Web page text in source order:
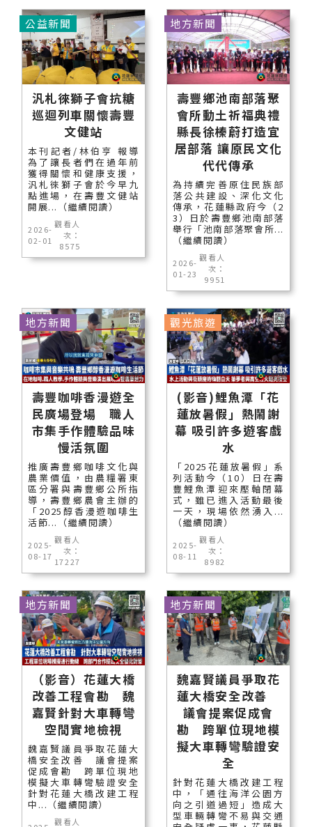
汎札徠獅子會抗糖
巡迴列車關懷壽豐
文健站
本刊記者/林伯亨 報導
為了讓長者們在過年前
獲得關懷和健康支援，
汎札徠獅子會於今早九
點進場，在壽豐文健站
開展...（繼續閱讀）
2026-
02-01
觀看人
次：
8575
公益新聞
壽豐鄉池南部落聚
會所動土祈福典禮
縣長徐榛蔚打造宜
居部落 讓原民文化
代代傳承
為持續完善原住民族部
落公共建設、深化文化
傳承，花蓮縣政府今（2
3）日於壽豐鄉池南部落
舉行「池南部落聚會所...
（繼續閱讀）
2026-
01-23
觀看人
次：
9951
地方新聞
壽豐咖啡香漫遊全
民廣場登場 職人
市集手作體驗品味
慢活氛圍
推廣壽豐鄉咖啡文化與
農業價值，由農糧署東
區分署與壽豐鄉公所指
導，壽豐鄉農會主辦的
「2025醇香漫遊咖啡生
活節...（繼續閱讀）
2025-
08-17
觀看人
次：
17227
地方新聞
(影音)鯉魚潭「花
蓮放暑假」熱鬧謝
幕 吸引許多遊客戲
水
「2025花蓮放暑假」系
列活動今（10）日在壽
豐鯉魚潭迎來壓軸閉幕
式，雖已進入活動最後
一天，現場依然湧入...
（繼續閱讀）
2025-
08-11
觀看人
次：
8982
觀光旅遊
（影音）花蓮大橋
改善工程會勘 魏
嘉賢針對大車轉彎
空間實地檢視
魏嘉賢議員爭取花蓮大
橋安全改善 議會提案
促成會勘 跨單位現地
模擬大車轉彎驗證安全
針對花蓮大橋改建工程
中...（繼續閱讀）
觀看人
地方新聞
魏嘉賢議員爭取花
蓮大橋安全改善
議會提案促成會
勘 跨單位現地模
擬大車轉彎驗證安
全
針對花蓮大橋改建工程
中，「通往海洋公園方
向之引道過短」造成大
型車輛轉彎不易與交通
地方新聞